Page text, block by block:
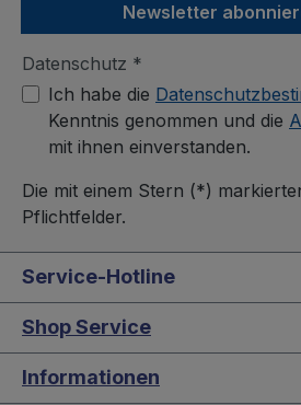
Newsletter
Datenschutz *
Ich habe die
Kenntnis genommen und die
mit ihnen einverstanden.
Die mit einem Stern (*)
Pflichtfelder.
Service-Hotline
Shop Service
Informationen